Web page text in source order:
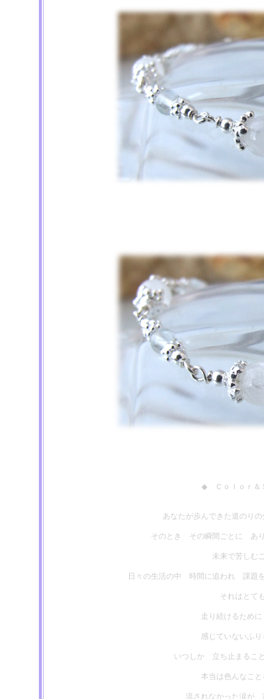
◆ Ｃｏｌｏｒ＆
あなたが歩んできた道のり
そのとき その瞬間ごとに あ
未来で苦しむ
日々の生活の中 時間に追われ 課題
それはとて
走り続けるため
感じていないふ
いつしか 立ち止まるこ
本当は色んなこ
流されなかった涙が